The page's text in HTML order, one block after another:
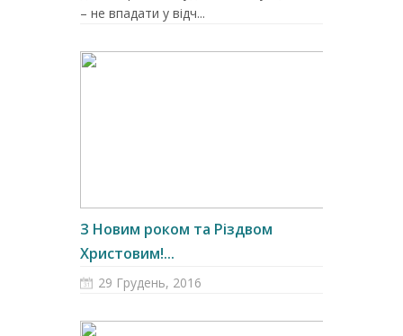
– не впадати у відч...
З Новим роком та Різдвом
Христовим!...
29 Грудень, 2016